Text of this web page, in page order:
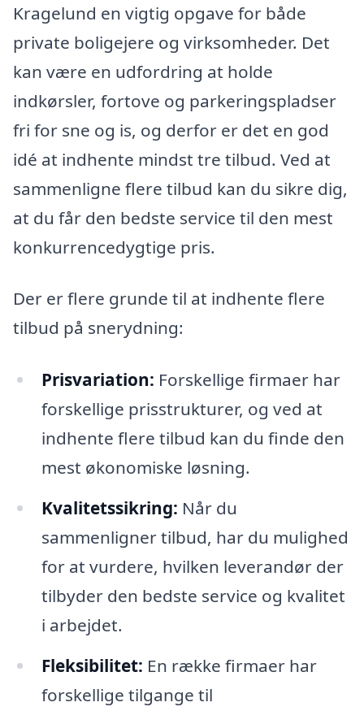
Kragelund en vigtig opgave for både
private boligejere og virksomheder. Det
kan være en udfordring at holde
indkørsler, fortove og parkeringspladser
fri for sne og is, og derfor er det en god
idé at indhente mindst tre tilbud. Ved at
sammenligne flere tilbud kan du sikre dig,
at du får den bedste service til den mest
konkurrencedygtige pris.
Der er flere grunde til at indhente flere
tilbud på snerydning:
Prisvariation: Forskellige firmaer har
forskellige prisstrukturer, og ved at
indhente flere tilbud kan du finde den
mest økonomiske løsning.
Kvalitetssikring: Når du
sammenligner tilbud, har du mulighed
for at vurdere, hvilken leverandør der
tilbyder den bedste service og kvalitet
i arbejdet.
Fleksibilitet: En række firmaer har
forskellige tilgange til